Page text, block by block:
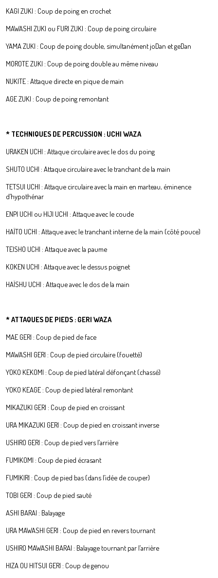
KAGI ZUKI : Coup de poing en crochet
MAWASHI ZUKI ou FURI ZUKI : Coup de poing circulaire
YAMA ZUKI : Coup de poing double, simultanément joDan et geDan
MOROTE ZUKI : Coup de poing double au même niveau
NUKITE : Attaque directe en pique de main
AGE ZUKI : Coup de poing remontant
* TECHNIQUES DE PERCUSSION : UCHI WAZA
URAKEN UCHI : Attaque circulaire avec le dos du poing
SHUTO UCHI : Attaque circulaire avec le tranchant de la main
TETSUI UCHI : Attaque circulaire avec la main en marteau, éminence
d’hypothénar
ENPI UCHI ou HIJI UCHI : Attaque avec le coude
HAÏTO UCHI : Attaque avec le tranchant interne de la main (côté pouce)
TEISHO UCHI : Attaque avec la paume
KOKEN UCHI : Attaque avec le dessus poignet
HAÏSHU UCHI : Attaque avec le dos de la main
* ATTAQUES DE PIEDS : GERI WAZA
MAE GERI : Coup de pied de face
MAWASHI GERI : Coup de pied circulaire (fouetté)
YOKO KEKOMI : Coup de pied latéral défonçant (chassé)
YOKO KEAGE : Coup de pied latéral remontant
MIKAZUKI GERI : Coup de pied en croissant
URA MIKAZUKI GERI : Coup de pied en croissant inverse
USHIRO GERI : Coup de pied vers l’arrière
FUMIKOMI : Coup de pied écrasant
FUMIKIRI : Coup de pied bas (dans l’idée de couper)
TOBI GERI : Coup de pied sauté
ASHI BARAI : Balayage
URA MAWASHI GERI : Coup de pied en revers tournant
USHIRO MAWASHI BARAI : Balayage tournant par l’arrière
HIZA OU HITSUI GERI : Coup de genou